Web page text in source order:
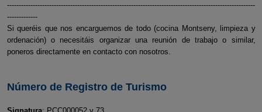
----------------------------------------------------------------------------------------------------------
-------------
Si queréis que nos encarguemos de todo (cocina Montseny, limpieza y
ordenación) o necesitáis organizar una reunión de trabajo o similar,
poneros directamente en contacto con nosotros.
Número de Registro de Turismo